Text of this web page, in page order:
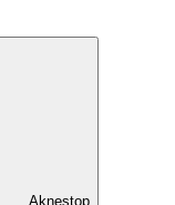
Aknestop